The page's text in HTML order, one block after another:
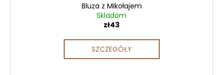
Bluza z Mikołajem
Skladom
zł43
SZCZEGÓŁY